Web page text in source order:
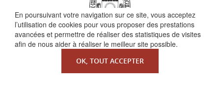
En poursuivant votre navigation sur ce site, vous acceptez
l’utilisation de cookies pour vous proposer des prestations
avancées et permettre de réaliser des statistiques de visites
afin de nous aider à réaliser le meilleur site possible.
OK, TOUT ACCEPTER
QUI SOMMES-NOUS ?
La Faculté de Droit canonique